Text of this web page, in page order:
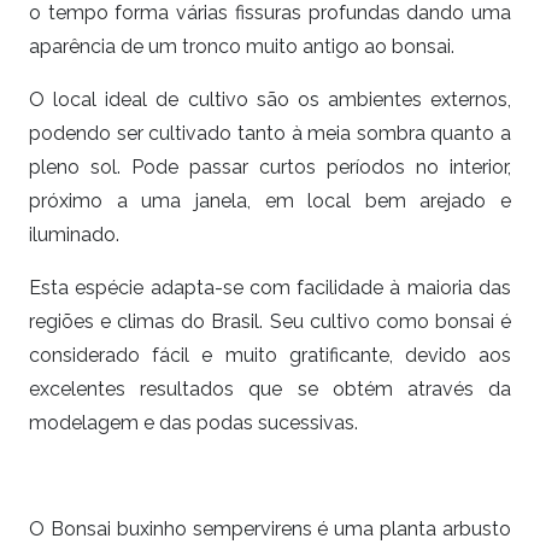
o tempo forma várias fissuras profundas dando uma
aparência de um tronco muito antigo ao bonsai.
O local ideal de cultivo são os ambientes externos,
podendo ser cultivado tanto à meia sombra quanto a
pleno sol. Pode passar curtos períodos no interior,
próximo a uma janela, em local bem arejado e
iluminado.
Esta espécie adapta-se com facilidade à maioria das
regiões e climas do Brasil. Seu cultivo como bonsai é
considerado fácil e muito gratificante, devido aos
excelentes resultados que se obtém através da
modelagem e das podas sucessivas.
O Bonsai buxinho sempervirens é uma planta arbusto